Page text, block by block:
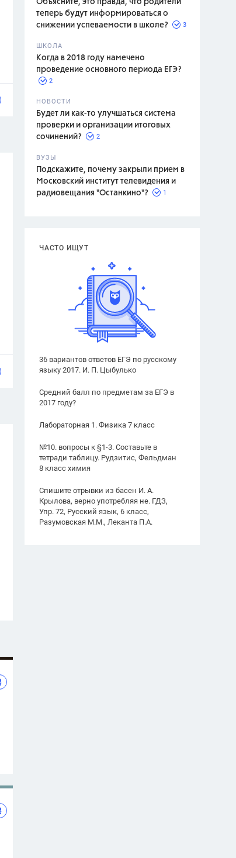
Объясните, это правда, что родители
теперь будут информироваться о
снижении успеваемости в школе?
3
ШКОЛА
Когда в 2018 году намечено
проведение основного периода ЕГЭ?
2
НОВОСТИ
Будет ли как-то улучшаться система
проверки и организации итоговых
сочинений?
2
ВУЗЫ
Подскажите, почему закрыли прием в
Московский институт телевидения и
радиовещания "Останкино"?
1
ЧАСТО ИЩУТ
36 вариантов ответов ЕГЭ по русскому
языку 2017. И. П. Цыбулько
Средний балл по предметам за ЕГЭ в
2017 году?
Лабораторная 1. Физика 7 класс
№10. вопросы к §1-3. Составьте в
тетради таблицу. Рудзитис, Фельдман
8 класс химия
Спишите отрывки из басен И. А.
Крылова, верно употребляя не. ГДЗ,
Упр. 72, Русский язык, 6 класс,
Разумовская М.М., Леканта П.А.